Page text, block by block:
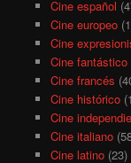
Cine español
Cine europeo
Cine
Cine fantástico
Cine francés
Cine histórico
Cine
Cine italiano
Cine latino(23)